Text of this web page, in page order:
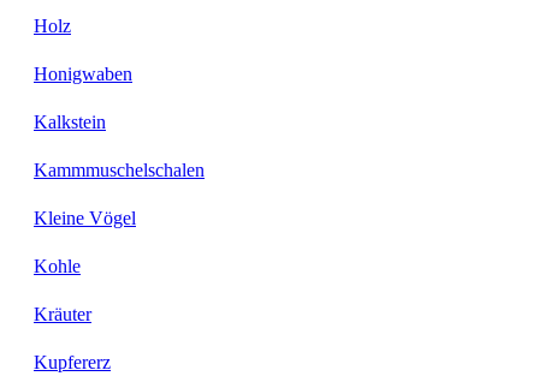
Holz
Honigwaben
Kalkstein
Kammmuschelschalen
Kleine Vögel
Kohle
Kräuter
Kupfererz